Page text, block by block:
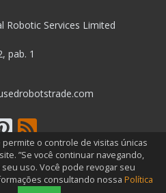
Robotic Services Limited
pab. 1
TODOS OS
o controle de visitas únicas
”Se você continuar navegando,
uso. Você pode revogar seu
consultando nossa Política